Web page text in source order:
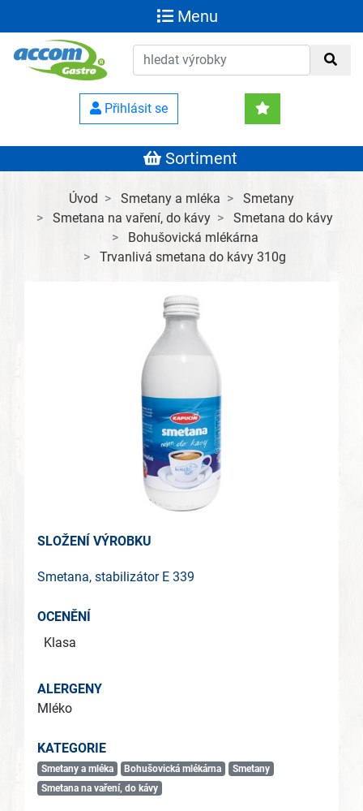
Menu
Přihlásit se
Sortiment
Úvod Smetany a mléka
Smetany
Smetana na vaření, do kávy
Smetana do kávy
Bohušovická mlékárna
Trvanlivá smetana do kávy 310g
SLOŽENÍ VÝROBKU
Smetana, stabilizátor E 339
OCENĚNÍ
Klasa
ALERGENY
Mléko
KATEGORIE
Smetany a mléka Bohušovická mlékárna
Smetany
Smetana na vaření, do kávy